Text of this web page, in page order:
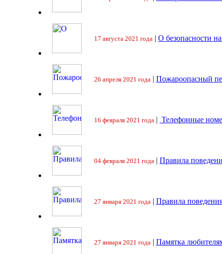
17 августа 2021 года | О безопасности
26 апреля 2021 года | Пожароопасный
16 февраля 2021 года | Телефонные
04 февраля 2021 года | Правила
27 января 2021 года | Правила
27 января 2021 года | Памятка